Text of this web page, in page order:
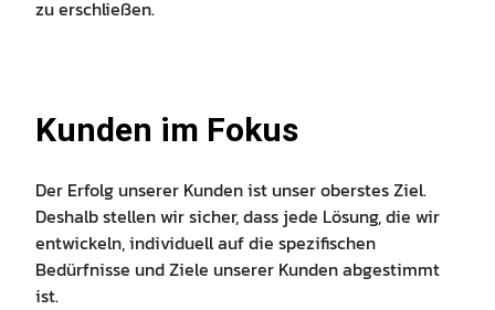
zu erschließen.
Kunden im Fokus
Der Erfolg unserer Kunden ist unser oberstes Ziel.
Deshalb stellen wir sicher, dass jede Lösung, die wir
entwickeln, individuell auf die spezifischen
Bedürfnisse und Ziele unserer Kunden abgestimmt
ist.